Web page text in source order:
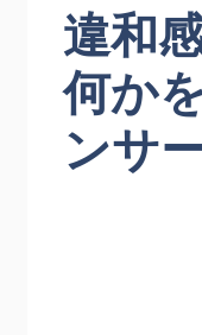
違和
何か
ンサ